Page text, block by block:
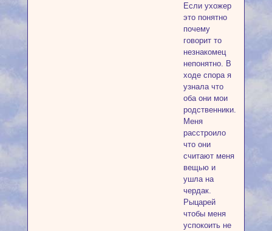
Если ухожер
это понятно
почему
говорит то
незнакомец
непонятно. В
ходе спора я
узнала что
оба они мои
Меня
расстроило
что они
считают меня
вещью и
ушла на
чердак.
Рыцарей
чтобы меня
успокоить не